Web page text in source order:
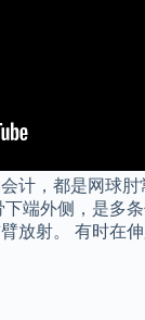
，都是网球
端外侧，是
射。 有时在